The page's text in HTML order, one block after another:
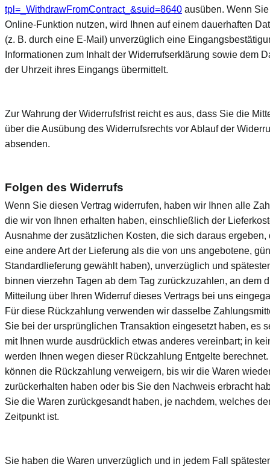
tpl=_WithdrawFromContract_&suid=8640 ausüben. Wenn
Online-Funktion nutzen, wird Ihnen auf einem dauerhaften
(z. B. durch eine E-Mail) unverzüglich eine
Informationen zum Inhalt der Widerrufserklärung sowie dem
der Uhrzeit ihres Eingangs übermittelt.
Zur Wahrung der Widerrufsfrist reicht es aus, dass Sie die
über die Ausübung des Widerrufsrechts vor Ablauf der
absenden.
Folgen des Widerrufs
Wenn Sie diesen Vertrag widerrufen, haben wir Ihnen alle
die wir von Ihnen erhalten haben, einschließlich der
Ausnahme der zusätzlichen Kosten, die sich daraus ergeben,
eine andere Art der Lieferung als die von uns angebotene,
Standardlieferung gewählt haben), unverzüglich und
binnen vierzehn Tagen ab dem Tag zurückzuzahlen, an dem
Mitteilung über Ihren Widerruf dieses Vertrags bei uns
Für diese Rückzahlung verwenden wir dasselbe
Sie bei der ursprünglichen Transaktion eingesetzt haben, es
mit Ihnen wurde ausdrücklich etwas anderes vereinbart; in
werden Ihnen wegen dieser Rückzahlung Entgelte berechnet.
können die Rückzahlung verweigern, bis wir die Waren
zurückerhalten haben oder bis Sie den Nachweis erbracht
Sie die Waren zurückgesandt haben, je nachdem, welches
Zeitpunkt ist.
Sie haben die Waren unverzüglich und in jedem Fall